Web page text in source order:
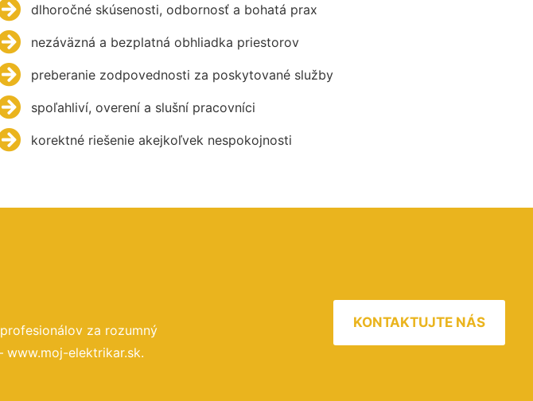
dlhoročné skúsenosti, odbornosť a bohatá prax
nezáväzná a bezplatná obhliadka priestorov
preberanie zodpovednosti za poskytované služby
spoľahliví, overení a slušní pracovníci
korektné riešenie akejkoľvek nespokojnosti
za rozumný
www.moj-elektrikar.sk.
KONTAKTUJTE NÁS